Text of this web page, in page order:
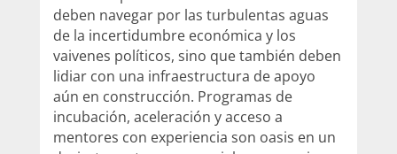
deben navegar por las turbulentas aguas
de la incertidumbre económica y los
vaivenes políticos, sino que también deben
lidiar con una infraestructura de apoyo
aún en construcción. Programas de
incubación, aceleración y acceso a
mentores con experiencia son oasis en un